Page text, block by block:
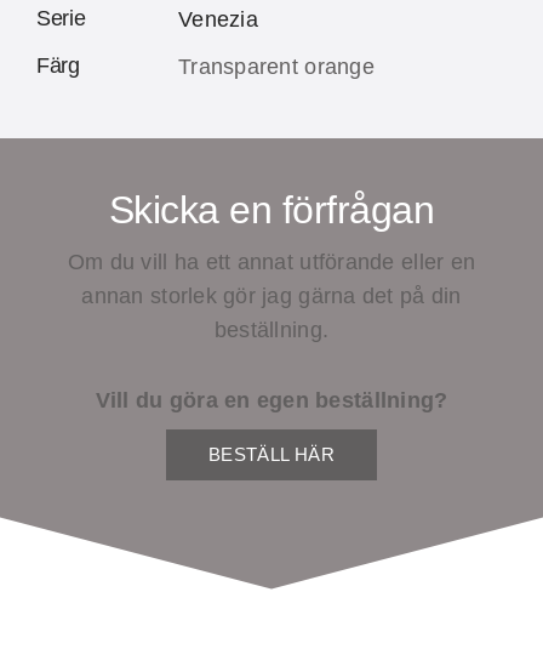
Serie
Venezia
Färg
Transparent orange
Skicka en förfrågan
Om du vill ha ett annat utförande eller en
annan storlek gör jag gärna det på din
beställning.
Vill du göra en egen beställning?
BESTÄLL HÄR